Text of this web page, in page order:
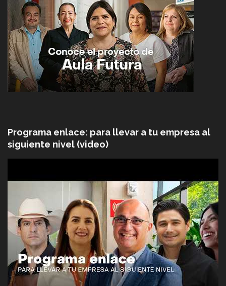
Programa enlace: para llevar a tu empresa al
siguiente nivel (video)